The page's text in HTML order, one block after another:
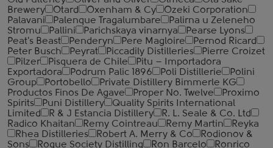
Brewery
Otard Oxenham & Cy
Ozeki Corporation
Palavani
Palenque Tragalumbare
Palirna u Zeleneho
Stromu
Pallini Parichskaya vinarnya
Pearse Lyons
Peat's Beast
Penderyn Pere Magloire
Pernod Ricard
Peter Busch
Peyrat Piccadily Distilleries
Pierre Croizet
Pilzer
Pisquera de Chile
Pitu – Importadora
Exportadora
Podrum Palic 1896 Poli Distillerie
Polini
Group
Portobello
Private Distillery Bimmerle KG
Productos Finos De Agave
Proper No. Twelve
Proximo
Spirits
Puni Distillery
Quality Spirits International
Limited
R & J Estancia Distillery
R. L. Seale & Co. Ltd
Radico Khaitan
Remy Cointreau Remy Martin
Reyka
Rhea Distilleries
Robert A. Merry & Co
Rodionov &
Sons
Rogue Society Distilling Ron Barcelo
Ronrico